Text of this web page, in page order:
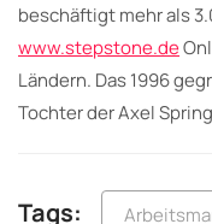
beschäftigt mehr als
www.stepstone.de
Ländern. Das 1996
Tochter der Axel
Tags: